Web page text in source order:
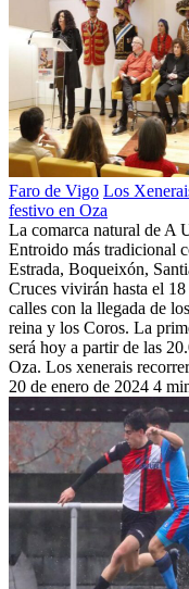
Faro de Vigo Los
festivo en Oza
La comarca natural de A
Entroido más tradicional
Estrada, Boqueixón,
Cruces vivirán hasta el
calles con la llegada de
reina y los Coros. La
será hoy a partir de las
Oza. Los xenerais
20 de enero de 2024 4